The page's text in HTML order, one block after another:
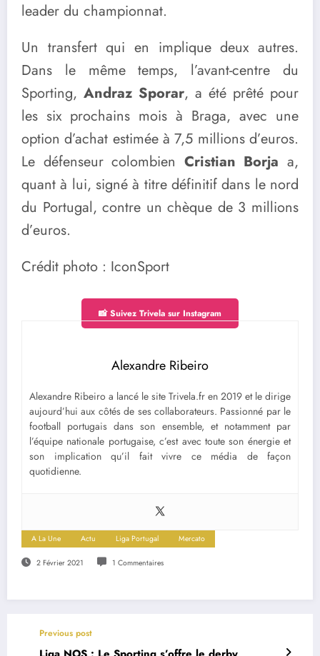
leader du championnat.
Un transfert qui en implique deux autres.
Dans le même temps, l’avant-centre du
Sporting, Andraz Sporar, a été prêté pour
les six prochains mois à Braga, avec une
option d’achat estimée à 7,5 millions d’euros.
Le défenseur colombien Cristian Borja a,
quant à lui, signé à titre définitif dans le nord
du Portugal, contre un chèque de 3 millions
d’euros.
Crédit photo : IconSport
📸 Suivez Trivela sur Instagram
Alexandre Ribeiro
Alexandre Ribeiro a lancé le site Trivela.fr en 2019 et le dirige
aujourd’hui aux côtés de ses collaborateurs. Passionné par le
football portugais dans son ensemble, et notamment par
l’équipe nationale portugaise, c’est avec toute son énergie et
son implication qu’il fait vivre ce média de façon
quotidienne.
A La Une Actu Liga Portugal Mercato
2 Février 2021 1 Commentaires
Previous post